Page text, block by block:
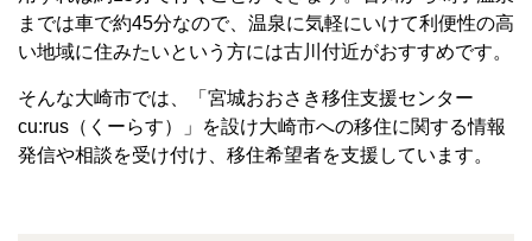
までは車で約45分なので、温泉に気軽にいけて利便性の高
い地域に住みたいという方には古川付近がおすすめです。
そんな大崎市では、「宮城おおさき移住支援センター
cu:rus （くーらす）」を設け大崎市への移住に関する情報
発信や相談を受け付け、移住希望者を支援しています。